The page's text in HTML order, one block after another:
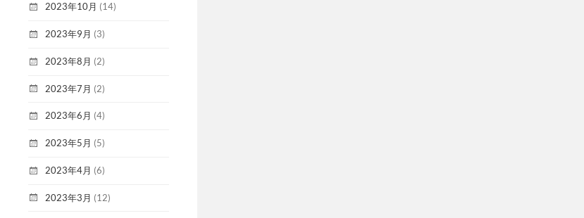
2023年10月 (14)
2023年9月 (3)
2023年8月 (2)
2023年7月 (2)
2023年6月 (4)
2023年5月 (5)
2023年4月 (6)
2023年3月 (12)